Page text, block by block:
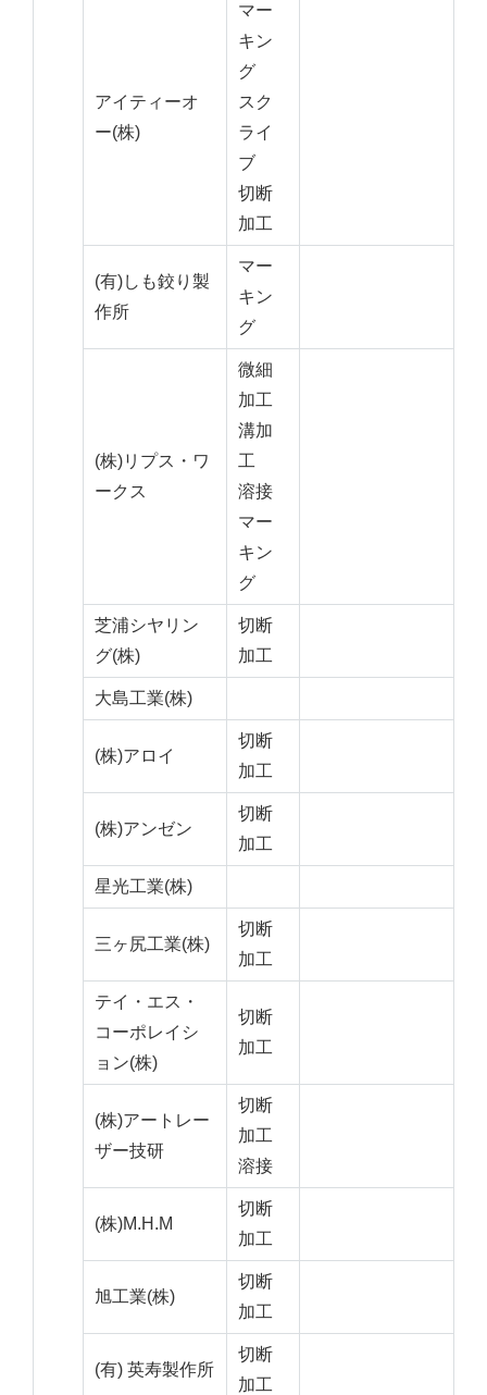
アイティーオ
ー(株)
マー
キン
グ
スク
ライ
ブ
切断
加工
(有)しも鉸り製
作所
マー
キン
グ
(株)リプス・ワ
ークス
微細
加工
溝加
工
溶接
マー
キン
グ
芝浦シヤリン
グ(株)
切断
加工
大島工業(株)
(株)アロイ
切断
加工
(株)アンゼン
切断
加工
星光工業(株)
三ヶ尻工業(株)
切断
加工
テイ・エス・
コーポレイシ
ョン(株)
切断
加工
(株)アートレー
ザー技研
切断
加工
溶接
(株)M.H.M
切断
加工
旭工業(株)
切断
加工
(有) 英寿製作所
切断
加工